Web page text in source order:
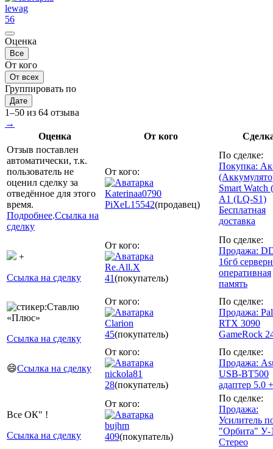
lewag
56
Оценка
Все
От кого
От всех
Группировать по
Дате
1–50 из 64 отзыва
→
Оценка
От кого
Отзыв поставлен
автоматически, т.к.
пользователь не
оценил сделку за
отведённое для этого
время.
Подробнее.Ссылка на
сделку
От кого:
Katerinaa0790
PiXeL15542(продавец)
По сделке:
Покупка:
Smart Watch
A1 (LQ-S1)
Бесплатная
доставка
+
Ссылка на сделку
От кого:
Re.All.X
41(покупатель)
По сделке:
Продажа:
16гб
оперативная
память
Ссылка на сделку
От кого:
Clariоn
45(покупатель)
По сделке:
Продажа:
RTX 3090
GameRock
😄Ссылка на сделку
От кого:
nickola81
28(покупатель)
По сделке:
Продажа:
USB-BT500
адаптер 5.0
Все ОК" !
Ссылка на сделку
От кого:
bujhm
409(покупатель)
По сделке:
Продажа:
Усилитель
"Орбита" У-
Стерео